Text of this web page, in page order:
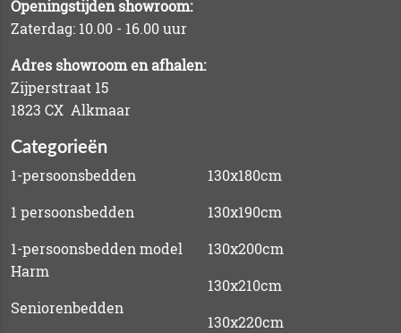
Openingstijden showroom:
Zaterdag: 10.00 - 16.00 uur
Adres showroom en afhalen:
Zijperstraat 15
1823 CX Alkmaar
Categorieën
1-persoonsbedden
1 persoonsbedden
1-persoonsbedden model
Harm
Seniorenbedden
130x180cm
130x190cm
130x200cm
130x210cm
130x220cm